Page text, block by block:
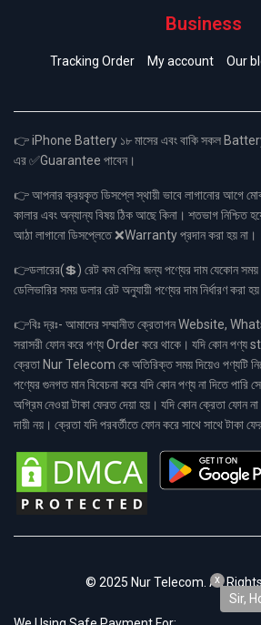
Business
Tracking Order My account Our
👉 iPhone Battery ১৮ মাসের এবং বাকি সকল Battery
এর ✅Guarantee পাবেন।
👉 আপনার ক্রয়কৃত ডিসপ্লে স্থায়ী ভাবে লাগানোর আগে
কালার এবং অন্যান্য বিষয় ঠিক আছে কিনা। শতভাগ নিশ্চিত
আঠা লাগানো ডিসপ্লেতে ❌Warranty প্রদান করা হয় না।
👉ডলারের(💲) রেট কম বেশির জন্য পণ্যের দাম যেকোন সময়
ডেলিভারির সময় ডলার রেট অনুযায়ী পণ্যের দাম নির্ধারণ করা
👉বিঃ দ্রঃ- আমাদের সম্মানীত ক্রেতাগন Website,
সরাসরী ফোন করে পণ্য Order করে থাকে। যদি কোন পণ্য
ক্রেতা Nur Telecom কে অতিরিক্ত সময় দিয়েও পণ্যটি
পণ্যের গুনগত মান বিবেচনা করে যদি কোন পণ্য না দিতে পারি
অগ্রিম নেওয়া টাকা ফেরত দেয়া হয়। যদি কোন ক্রেতা ফোন
দায়ী নয়। ক্রেতা যদি পরবর্তীতে ফোন করে সাথে সাথে টাকা
© 2025 Nur Telecom. All
Sir,
x